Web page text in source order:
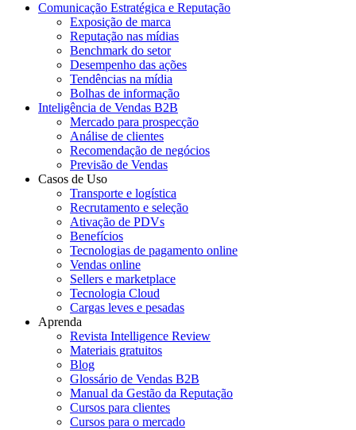
Comunicação Estratégica e Reputação
Exposição de marca
Reputação nas mídias
Benchmark do setor
Desempenho das ações
Tendências na mídia
Bolhas de informação
Inteligência de Vendas B2B
Mercado para prospecção
Análise de clientes
Recomendação de negócios
Previsão de Vendas
Casos de Uso
Transporte e logística
Recrutamento e seleção
Ativação de PDVs
Benefícios
Tecnologias de pagamento online
Vendas online
Sellers e marketplace
Tecnologia Cloud
Cargas leves e pesadas
Aprenda
Revista Intelligence Review
Materiais gratuitos
Blog
Glossário de Vendas B2B
Manual da Gestão da Reputação
Cursos para clientes
Cursos para o mercado